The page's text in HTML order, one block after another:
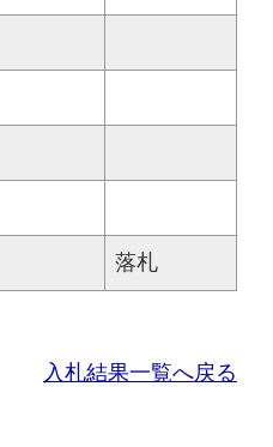
落札
入札結果一覧へ戻る